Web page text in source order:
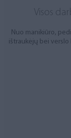
Visos
Nuo manikiūro,
ištraukėjų bei